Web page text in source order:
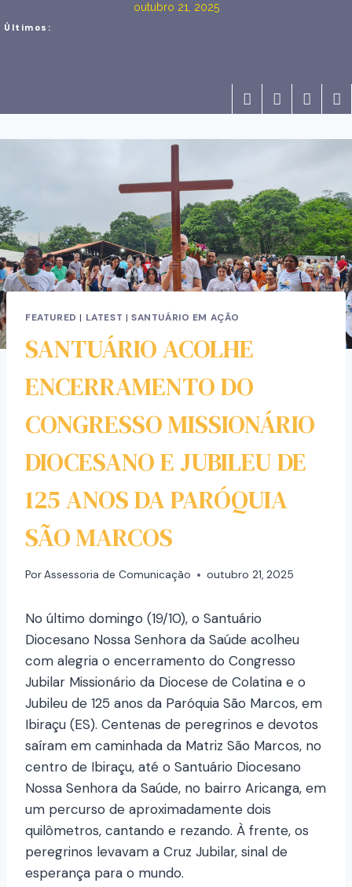
outubro 21, 2025
Últimos:
FEATURED | LATEST | SANTUÁRIO EM AÇÃO
SANTUÁRIO ACOLHE
ENCERRAMENTO DO
CONGRESSO MISSIONÁRIO
DIOCESANO E JUBILEU DE
125 ANOS DA PARÓQUIA
SÃO MARCOS
PorAssessoria de Comunicação outubro 21, 2025
No último domingo (19/10), o Santuário
Diocesano Nossa Senhora da Saúde acolheu
com alegria o encerramento do Congresso
Jubilar Missionário da Diocese de Colatina e o
Jubileu de 125 anos da Paróquia São Marcos, em
Ibiraçu (ES). Centenas de peregrinos e devotos
saíram em caminhada da Matriz São Marcos, no
centro de Ibiraçu, até o Santuário Diocesano
Nossa Senhora da Saúde, no bairro Aricanga, em
um percurso de aproximadamente dois
quilômetros, cantando e rezando. À frente, os
peregrinos levavam a Cruz Jubilar, sinal de
esperança para o mundo.